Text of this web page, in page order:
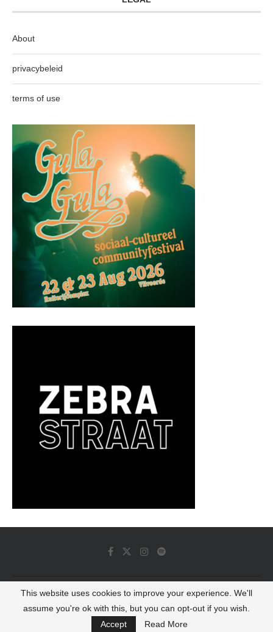
About
privacybeleid
terms of use
© 2022 - Luminous Dash All Rights Reserved
BACK TO TOP
This website uses cookies to improve your experience. We'll
assume you're ok with this, but you can opt-out if you wish.
Accept
Read More